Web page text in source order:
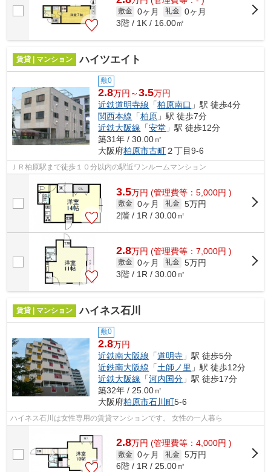
敷金 0ヶ月 礼金 0ヶ月
3階 / 1K / 16.00㎡
賃貸 | マンション ハイツエイト
敷0
2.8万円～3.5万円
近鉄道明寺線 「柏原南口 」駅 徒歩4分
関西本線 「柏原 」駅 徒歩7分
近鉄大阪線 「安堂 」駅 徒歩12分
築31年 / 30.00㎡
大阪府柏原市古町２丁目9-6
ＪＲ柏原駅まで徒歩１０分以内の駅近ワンルームマンション
3.5万円 (管理費等：5,000円 )
敷金 0ヶ月 礼金 5万円
2階 / 1R / 30.00㎡
2.8万円 (管理費等：7,000円 )
敷金 0ヶ月 礼金 5万円
3階 / 1R / 30.00㎡
賃貸 | マンション ハイネス石川
敷0
2.8万円
近鉄南大阪線 「道明寺 」駅 徒歩5分
近鉄南大阪線 「土師ノ里 」駅 徒歩12分
近鉄大阪線 「河内国分 」駅 徒歩17分
築32年 / 25.00㎡
大阪府柏原市石川町5-6
ハイネス石川は女性専用の賃貸マンションです。 女性の一人暮ら
2.8万円 (管理費等：4,000円 )
敷金 0ヶ月 礼金 5万円
6階 / 1R / 25.00㎡